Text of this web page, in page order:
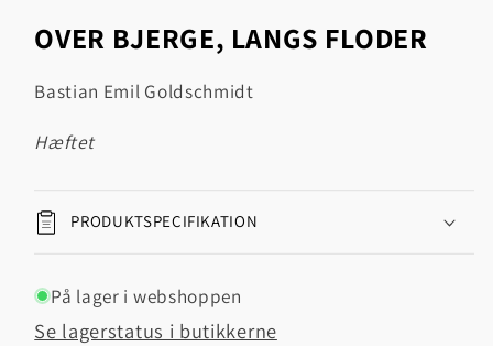
modus
OVER BJERGE, LANGS FLODER
Bastian Emil Goldschmidt
hæftet
PRODUKTSPECIFIKATION
På lager i webshoppen
Se lagerstatus i butikkerne